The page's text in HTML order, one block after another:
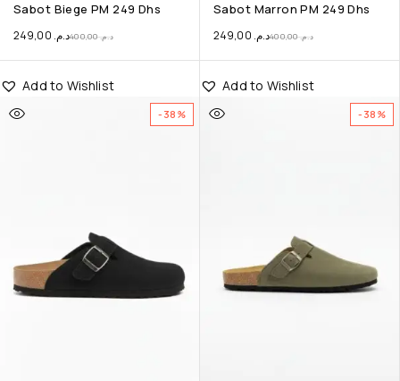
Sabot Biege PM 249 Dhs
د.م.400,00 د.م.
Sabot Marron PM 249 Dhs
د.م.400,00 د.م.
-38%
Add to Wishlist
-38%
Add to Wishlist